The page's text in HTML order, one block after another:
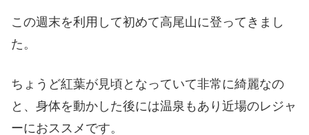
この週末を利用して初めて高尾山に登ってきまし
た。
ちょうど紅葉が見頃となっていて非常に綺麗なの
と、身体を動かした後には温泉もあり近場のレジャ
ーにおススメです。